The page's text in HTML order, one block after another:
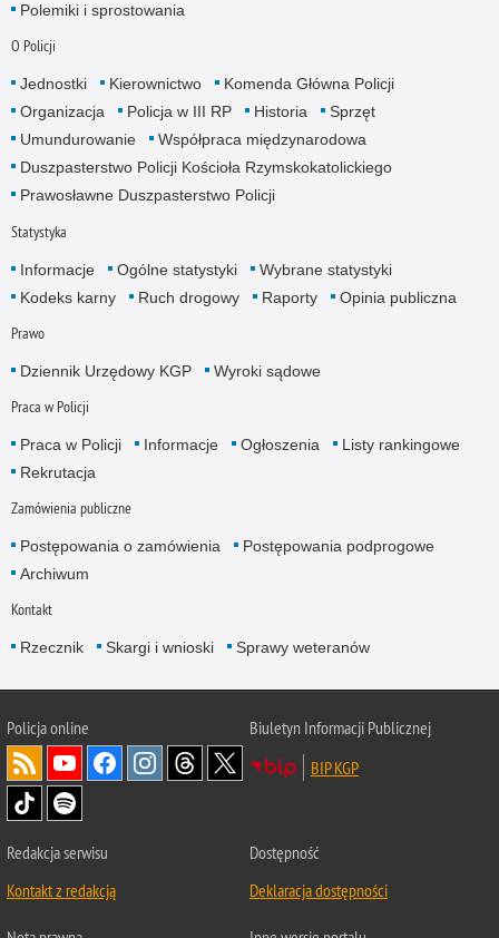
Polemiki i sprostowania
O Policji
Jednostki Kierownictwo
Komenda Główna Policji
Organizacja
Policja w III RP Historia
Sprzęt
Umundurowanie
Współpraca międzynarodowa
Duszpasterstwo Policji Kościoła Rzymskokatolickiego
Prawosławne Duszpasterstwo Policji
Statystyka
Informacje Ogólne statystyki
Wybrane statystyki
Kodeks karny
Ruch drogowy Raporty Opinia publiczna
Prawo
Dziennik Urzędowy KGP Wyroki sądowe
Praca w Policji
Praca w Policji Informacje Ogłoszenia
Listy rankingowe
Rekrutacja
Zamówienia publiczne
Postępowania o zamówienia
Postępowania podprogowe
Archiwum
Kontakt
Rzecznik Skargi i wnioski Sprawy weteranów
Policjaonline
Biuletyn Informacji Publicznej
BIP KGP
Redakcja serwisu
Kontakt z redakcją
Dostępność
Deklaracja dostępności